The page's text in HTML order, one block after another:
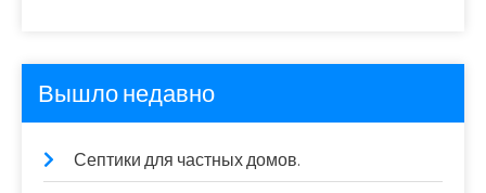
Вышло недавно
Септики для частных домов.